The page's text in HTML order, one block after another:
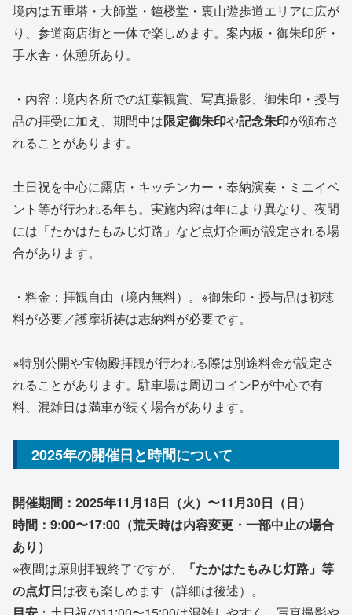
境内は五重塔・大師堂・鐘楼堂・裏山遊歩道エリアに広が
り、参道商店街と一体で楽しめます。案内板・御朱印所・
手水舎・休憩所あり。
・内容：境内各所での紅葉観賞、写真撮影、御朱印・授与
品の拝受に加え、期間中は限定御朱印や記念朱印が頒布さ
れることがあります。
土日祝を中心に露店・キッチンカー・奉納演奏・ミニイベ
ント等が行われる年も。実施内容は年により異なり、夜間
には「たかはたもみじ灯路」など点灯企画が設定される場
合があります。
・料金：拝観自由（境内無料）。※御朱印・授与品は初穂
料が必要／護摩祈祷は志納料が必要です。
※特別公開や宝物殿拝観が行われる際は別途料金が設定さ
れることがあります。駐車場は周辺コインPが中心で有
料、混雑日は満車が続く場合があります。
2025年の開催日と時間について
開催期間：2025年11月18日（火）〜11月30日（日）
時間：9:00〜17:00（荒天時は内容変更・一部中止の場合
あり）
※夜間は原則拝観終了ですが、
「たかはたもみじ灯路」等
の点灯日は夜も楽しめます（詳細は後述）。